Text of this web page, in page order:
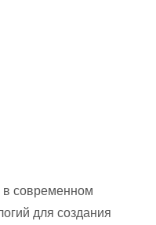
в современном
для создания